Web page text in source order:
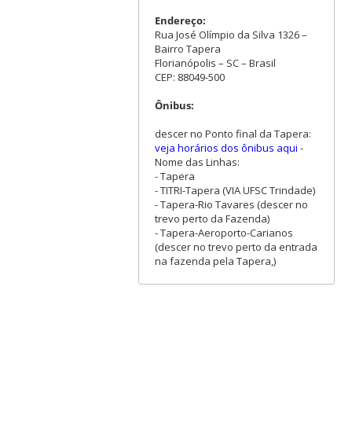
Endereço:
Rua José Olímpio da Silva 1326 –
Bairro Tapera
Florianópolis – SC – Brasil
CEP: 88049-500
Ônibus:
descer no Ponto final da Tapera:
veja horários dos ônibus aqui -
Nome das Linhas:
- Tapera
- TITRI-Tapera (VIA UFSC Trindade)
- Tapera-Rio Tavares (descer no
trevo perto da Fazenda)
- Tapera-Aeroporto-Carianos
(descer no trevo perto da entrada
na fazenda pela Tapera,)